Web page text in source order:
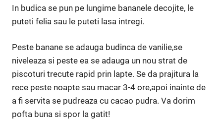
In budica se pun pe lungime bananele decojite, le
puteti felia sau le puteti lasa intregi.
Peste banane se adauga budinca de vanilie,se
niveleaza si peste ea se adauga un nou strat de
piscoturi trecute rapid prin lapte. Se da prajitura la
rece peste noapte sau macar 3-4 ore,apoi inainte de
a fi servita se pudreaza cu cacao pudra. Va dorim
pofta buna si spor la gatit!